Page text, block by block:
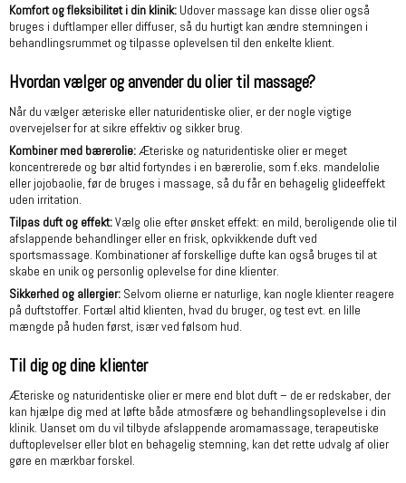
Komfort og fleksibilitet i din klinik: Udover massage kan disse olier også
bruges i duftlamper eller diffuser, så du hurtigt kan ændre stemningen i
behandlingsrummet og tilpasse oplevelsen til den enkelte klient.
Hvordan vælger og anvender du olier til massage?
Når du vælger æteriske eller naturidentiske olier, er der nogle vigtige
overvejelser for at sikre effektiv og sikker brug.
Kombiner med bærerolie:Æteriske og naturidentiske olier er meget
koncentrerede og bør altid fortyndes i en bærerolie, som f.eks. mandelolie
eller jojobaolie, før de bruges i massage, så du får en behagelig glideeffekt
uden irritation.
Tilpas duft og effekt:Vælg olie efter ønsket effekt: en mild, beroligende olie til
afslappende behandlinger eller en frisk, opkvikkende duft ved
sportsmassage. Kombinationer af forskellige dufte kan også bruges til at
skabe en unik og personlig oplevelse for dine klienter.
Sikkerhed og allergier: Selvom olierne er naturlige, kan nogle klienter reagere
på duftstoffer. Fortæl altid klienten, hvad du bruger, og test evt. en lille
mængde på huden først, især ved følsom hud.
Til dig og dine klienter
Æteriske og naturidentiske olier er mere end blot duft – de er redskaber, der
kan hjælpe dig med at løfte både atmosfære og behandlingsoplevelse i din
klinik. Uanset om du vil tilbyde afslappende aromamassage, terapeutiske
duftoplevelser eller blot en behagelig stemning, kan det rette udvalg af olier
gøre en mærkbar forskel.